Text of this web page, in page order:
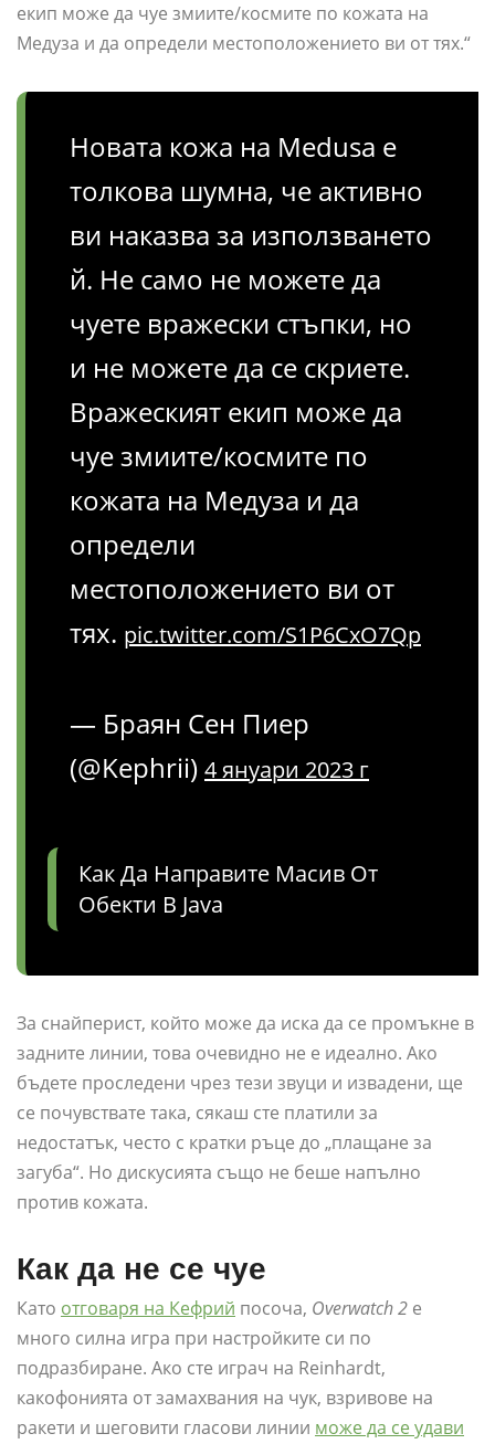
екип може да чуе змиите/космите по кожата на
Медуза и да определи местоположението ви от тях.“
Новата кожа на Medusa е
толкова шумна, че активно
ви наказва за използването
й. Не само не можете да
чуете вражески стъпки, но
и не можете да се скриете.
Вражеският екип може да
чуе змиите/космите по
кожата на Медуза и да
определи
местоположението ви от
тях. pic.twitter.com/S1P6CxO7Qp
— Браян Сен Пиер
(@Kephrii) 4 януари 2023 г
Как Да Направите Масив От
Обекти В Java
За снайперист, който може да иска да се промъкне в
задните линии, това очевидно не е идеално. Ако
бъдете проследени чрез тези звуци и извадени, ще
се почувствате така, сякаш сте платили за
недостатък, често с кратки ръце до „плащане за
загуба“. Но дискусията също не беше напълно
против кожата.
Как да не се чуе
Като отговаря на Кефрий посоча, Overwatch 2 е
много силна игра при настройките си по
подразбиране. Ако сте играч на Reinhardt,
какофонията от замахвания на чук, взривове на
ракети и шеговити гласови линии може да се удави